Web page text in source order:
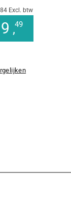
Excl. btw
9 ,49